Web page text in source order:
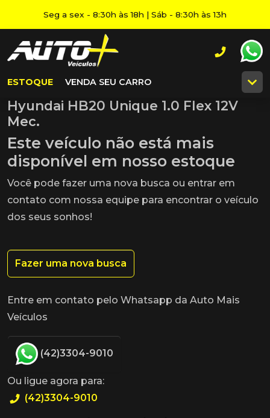
Seg a sex - 8:30h às 18h | Sáb - 8:30h às 13h
ESTOQUE VENDA SEU CARRO
Hyundai HB20 Unique 1.0 Flex 12V
Mec.
Este veículo não está mais
disponível em nosso estoque
Você pode fazer uma nova busca ou entrar em
contato com nossa equipe para encontrar o veículo
dos seus sonhos!
Fazer uma nova busca
Entre em contato pelo Whatsapp da Auto Mais
Veículos
(42)3304-9010
Ou ligue agora para:
(42)3304-9010